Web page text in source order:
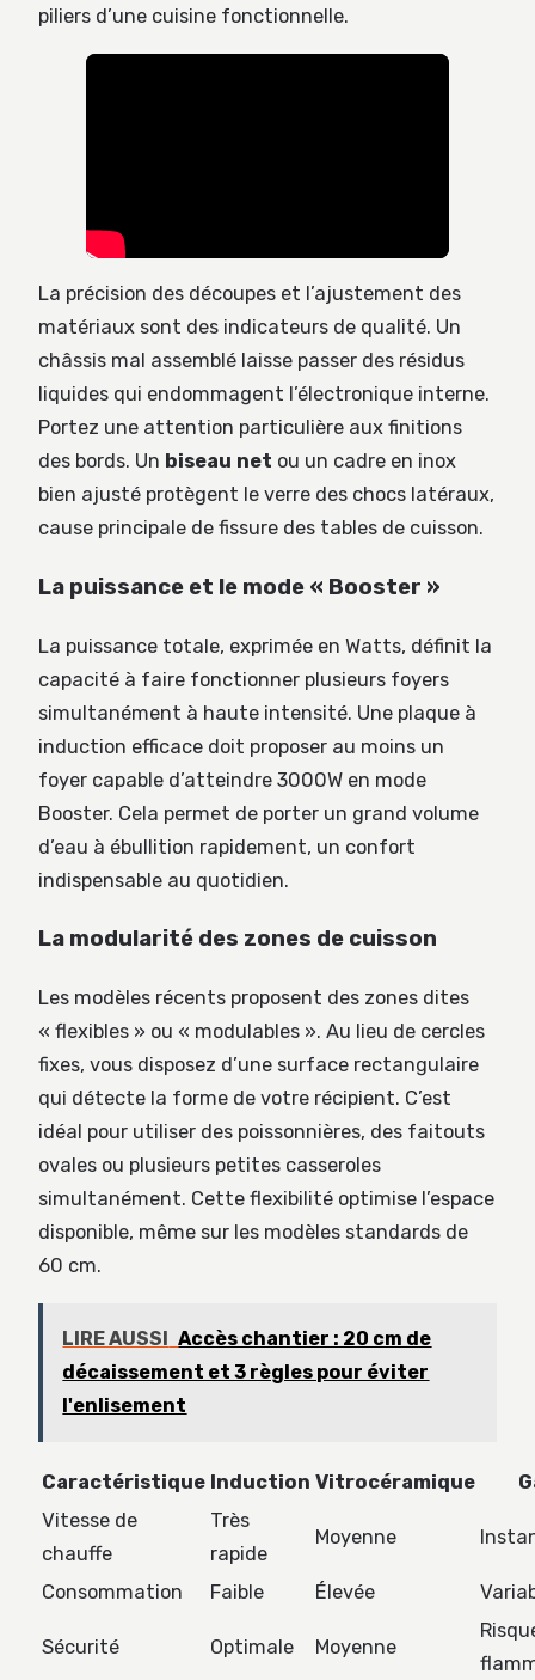
piliers d’une cuisine fonctionnelle.
La précision des découpes et l’ajustement des
matériaux sont des indicateurs de qualité. Un
châssis mal assemblé laisse passer des résidus
liquides qui endommagent l’électronique interne.
Portez une attention particulière aux finitions
des bords. Un biseau net ou un cadre en inox
bien ajusté protègent le verre des chocs latéraux,
cause principale de fissure des tables de cuisson.
La puissance et le mode « Booster »
La puissance totale, exprimée en Watts, définit la
capacité à faire fonctionner plusieurs foyers
simultanément à haute intensité. Une plaque à
induction efficace doit proposer au moins un
foyer capable d’atteindre 3000W en mode
Booster. Cela permet de porter un grand volume
d’eau à ébullition rapidement, un confort
indispensable au quotidien.
La modularité des zones de cuisson
Les modèles récents proposent des zones dites
« flexibles » ou « modulables ». Au lieu de cercles
fixes, vous disposez d’une surface rectangulaire
qui détecte la forme de votre récipient. C’est
idéal pour utiliser des poissonnières, des faitouts
ovales ou plusieurs petites casseroles
simultanément. Cette flexibilité optimise l’espace
disponible, même sur les modèles standards de
60 cm.
LIRE AUSSI Accès chantier : 20 cm de
décaissement et 3 règles pour éviter
l'enlisement
Caractéristique Induction Vitrocéramique
Vitesse de
chauffe
Très
rapide
Moyenne
Consommation Faible Élevée
Sécurité Optimale Moyenne